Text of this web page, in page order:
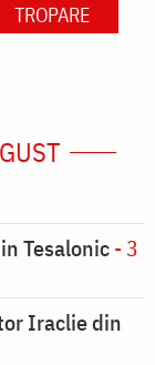
TROPARE
Tesalonic- 3
Iraclie din